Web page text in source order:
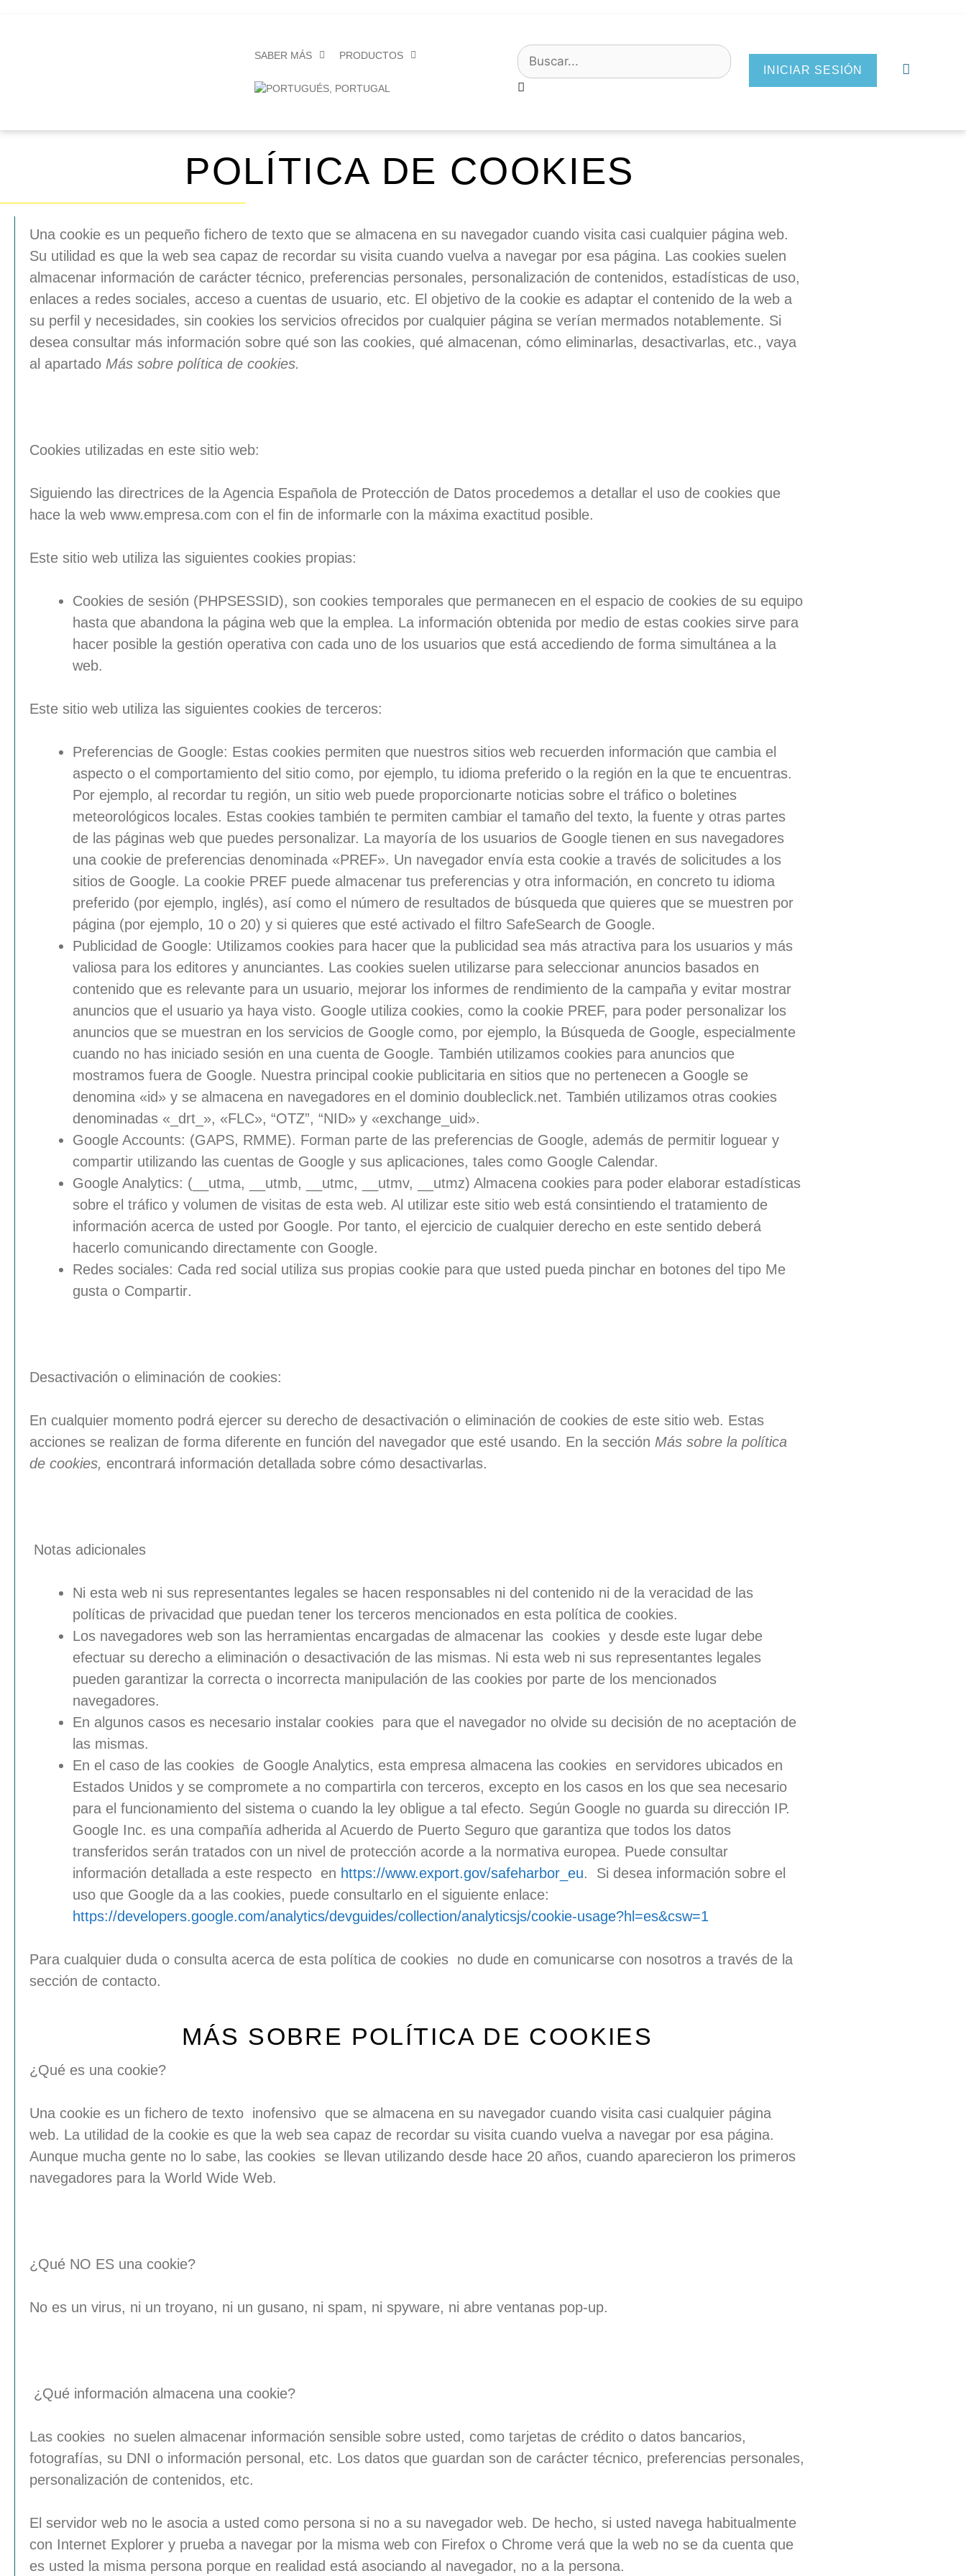
SABER MÁS PRODUCTOS
INICIAR SESIÓN
POLÍTICA DE COOKIES
Una cookie es un pequeño fichero de texto que se almacena en su navegador cuando visita casi cualquier página web.
Su utilidad es que la web sea capaz de recordar su visita cuando vuelva a navegar por esa página. Las cookies suelen
almacenar información de carácter técnico, preferencias personales, personalización de contenidos, estadísticas de uso,
enlaces a redes sociales, acceso a cuentas de usuario, etc. El objetivo de la cookie es adaptar el contenido de la web a
su perfil y necesidades, sin cookies los servicios ofrecidos por cualquier página se verían mermados notablemente. Si
desea consultar más información sobre qué son las cookies, qué almacenan, cómo eliminarlas, desactivarlas, etc., vaya
al apartado Más sobre política de cookies.
Cookies utilizadas en este sitio web:
Siguiendo las directrices de la Agencia Española de Protección de Datos procedemos a detallar el uso de cookies que
hace la web www.empresa.com con el fin de informarle con la máxima exactitud posible.
Este sitio web utiliza las siguientes cookies propias:
Cookies de sesión (PHPSESSID), son cookies temporales que permanecen en el espacio de cookies de su equipo
hasta que abandona la página web que la emplea. La información obtenida por medio de estas cookies sirve para
hacer posible la gestión operativa con cada uno de los usuarios que está accediendo de forma simultánea a la
web.
Este sitio web utiliza las siguientes cookies de terceros:
Preferencias de Google: Estas cookies permiten que nuestros sitios web recuerden información que cambia el
aspecto o el comportamiento del sitio como, por ejemplo, tu idioma preferido o la región en la que te encuentras.
Por ejemplo, al recordar tu región, un sitio web puede proporcionarte noticias sobre el tráfico o boletines
meteorológicos locales. Estas cookies también te permiten cambiar el tamaño del texto, la fuente y otras partes
de las páginas web que puedes personalizar. La mayoría de los usuarios de Google tienen en sus navegadores
una cookie de preferencias denominada «PREF». Un navegador envía esta cookie a través de solicitudes a los
sitios de Google. La cookie PREF puede almacenar tus preferencias y otra información, en concreto tu idioma
preferido (por ejemplo, inglés), así como el número de resultados de búsqueda que quieres que se muestren por
página (por ejemplo, 10 o 20) y si quieres que esté activado el filtro SafeSearch de Google.
Publicidad de Google: Utilizamos cookies para hacer que la publicidad sea más atractiva para los usuarios y más
valiosa para los editores y anunciantes. Las cookies suelen utilizarse para seleccionar anuncios basados en
contenido que es relevante para un usuario, mejorar los informes de rendimiento de la campaña y evitar mostrar
anuncios que el usuario ya haya visto. Google utiliza cookies, como la cookie PREF, para poder personalizar los
anuncios que se muestran en los servicios de Google como, por ejemplo, la Búsqueda de Google, especialmente
cuando no has iniciado sesión en una cuenta de Google. También utilizamos cookies para anuncios que
mostramos fuera de Google. Nuestra principal cookie publicitaria en sitios que no pertenecen a Google se
denomina «id» y se almacena en navegadores en el dominio doubleclick.net. También utilizamos otras cookies
denominadas «_drt_», «FLC», “OTZ”, “NID» y «exchange_uid».
Google Accounts: (GAPS, RMME). Forman parte de las preferencias de Google, además de permitir loguear y
compartir utilizando las cuentas de Google y sus aplicaciones, tales como Google Calendar.
Google Analytics: (__utma, __utmb, __utmc, __utmv, __utmz) Almacena cookies para poder elaborar estadísticas
sobre el tráfico y volumen de visitas de esta web. Al utilizar este sitio web está consintiendo el tratamiento de
información acerca de usted por Google. Por tanto, el ejercicio de cualquier derecho en este sentido deberá
hacerlo comunicando directamente con Google.
Redes sociales: Cada red social utiliza sus propias cookie para que usted pueda pinchar en botones del tipo Me
gusta o Compartir.
Desactivación o eliminación de cookies:
En cualquier momento podrá ejercer su derecho de desactivación o eliminación de cookies de este sitio web. Estas
acciones se realizan de forma diferente en función del navegador que esté usando. En la sección Más sobre la política
de cookies, encontrará información detallada sobre cómo desactivarlas.
Notas adicionales
Ni esta web ni sus representantes legales se hacen responsables ni del contenido ni de la veracidad de las
políticas de privacidad que puedan tener los terceros mencionados en esta política de cookies.
Los navegadores web son las herramientas encargadas de almacenar las cookies y desde este lugar debe
efectuar su derecho a eliminación o desactivación de las mismas. Ni esta web ni sus representantes legales
pueden garantizar la correcta o incorrecta manipulación de las cookies por parte de los mencionados
navegadores.
En algunos casos es necesario instalar cookies para que el navegador no olvide su decisión de no aceptación de
las mismas.
En el caso de las cookies de Google Analytics, esta empresa almacena las cookies en servidores ubicados en
Estados Unidos y se compromete a no compartirla con terceros, excepto en los casos en los que sea necesario
para el funcionamiento del sistema o cuando la ley obligue a tal efecto. Según Google no guarda su dirección IP.
Google Inc. es una compañía adherida al Acuerdo de Puerto Seguro que garantiza que todos los datos
transferidos serán tratados con un nivel de protección acorde a la normativa europea. Puede consultar
información detallada a este respecto en https://www.export.gov/safeharbor_eu. Si desea información sobre el
uso que Google da a las cookies, puede consultarlo en el siguiente enlace:
https://developers.google.com/analytics/devguides/collection/analyticsjs/cookie-usage?hl=es&csw=1
Para cualquier duda o consulta acerca de esta política de cookies no dude en comunicarse con nosotros a través de la
sección de contacto.
MÁS SOBRE POLÍTICA DE COOKIES
¿Qué es una cookie?
Una cookie es un fichero de texto inofensivo que se almacena en su navegador cuando visita casi cualquier página
web. La utilidad de la cookie es que la web sea capaz de recordar su visita cuando vuelva a navegar por esa página.
Aunque mucha gente no lo sabe, las cookies se llevan utilizando desde hace 20 años, cuando aparecieron los primeros
navegadores para la World Wide Web.
¿Qué NO ES una cookie?
No es un virus, ni un troyano, ni un gusano, ni spam, ni spyware, ni abre ventanas pop-up.
¿Qué información almacena una cookie?
Las cookies no suelen almacenar información sensible sobre usted, como tarjetas de crédito o datos bancarios,
fotografías, su DNI o información personal, etc. Los datos que guardan son de carácter técnico, preferencias personales,
personalización de contenidos, etc.
El servidor web no le asocia a usted como persona si no a su navegador web. De hecho, si usted navega habitualmente
con Internet Explorer y prueba a navegar por la misma web con Firefox o Chrome verá que la web no se da cuenta que
es usted la misma persona porque en realidad está asociando al navegador, no a la persona.